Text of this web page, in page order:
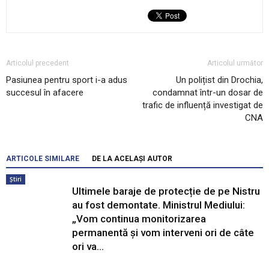
Articolul precedent
Pasiunea pentru sport i-a adus
succesul în afacere
Articolul următor
Un polițist din Drochia,
condamnat într-un dosar de
trafic de influență investigat de
CNA
ARTICOLE SIMILARE DE LA ACELAȘI AUTOR
Știri
Ultimele baraje de protecție de pe Nistru
au fost demontate. Ministrul Mediului:
„Vom continua monitorizarea
permanentă și vom interveni ori de câte
ori va...